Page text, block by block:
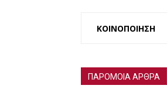
ΚΟΙΝΟΠΟΙΗΣΗ
ΠΑΡΟΜΟΙΑ ΑΡΘΡΑ